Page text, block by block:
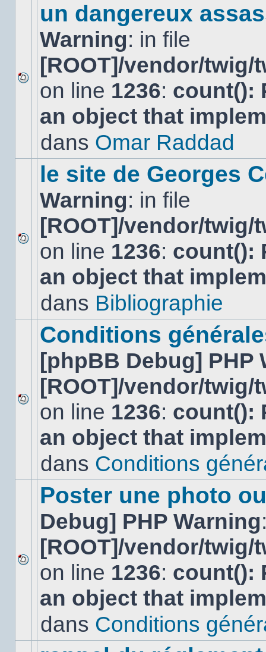
sujet.
Aucun
nouveau
message
non-
dans
sujet.
un dangereux
Warning: in file
[ROOT]/vendor/
on line 1236: count():
an object that
dans Omar Raddad
Aucun
nouveau
message
non-
dans
le site de Georges
Warning: in file
[ROOT]/vendor/
on line 1236: count():
an object that
dans Bibliographie
Aucun
nouveau
message
non-
dans
Conditions
[phpBB Debug] PHP
[ROOT]/vendor/
on line 1236: count():
an object that
dans Conditions
Aucun
nouveau
message
non-
dans
Poster une photo
Debug] PHP Warning
[ROOT]/vendor/
on line 1236: count():
an object that
dans Conditions